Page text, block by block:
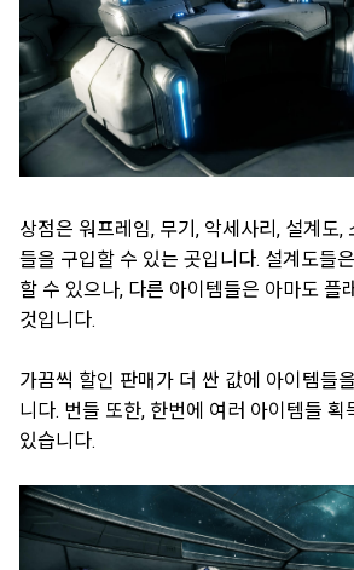
상점은 워프레임, 무기, 악세사리, 설계도,
들을 구입할 수 있는 곳입니다. 설계도들
할 수 있으나, 다른 아이템들은 아마도 플
것입니다.
가끔씩 할인 판매가 더 싼 값에 아이템들
니다. 번들 또한, 한번에 여러 아이템들 획
있습니다.